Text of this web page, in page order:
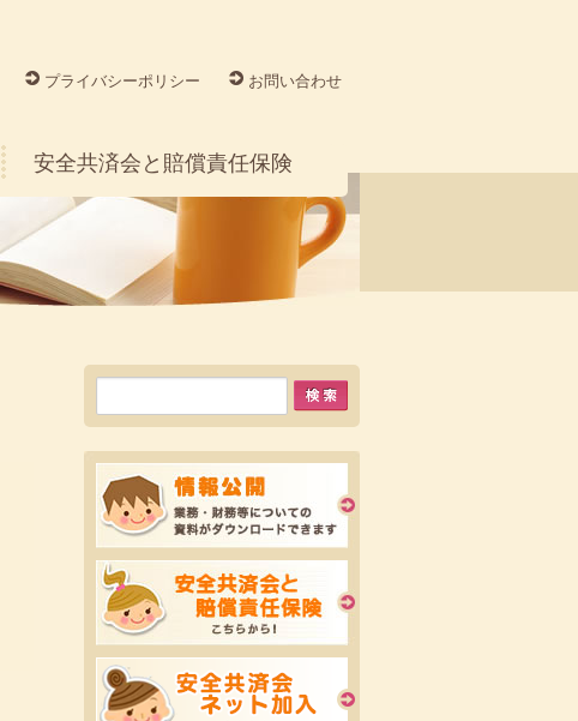
プライバシーポリシー お問い合わせ
安全共済会と賠償責任保険